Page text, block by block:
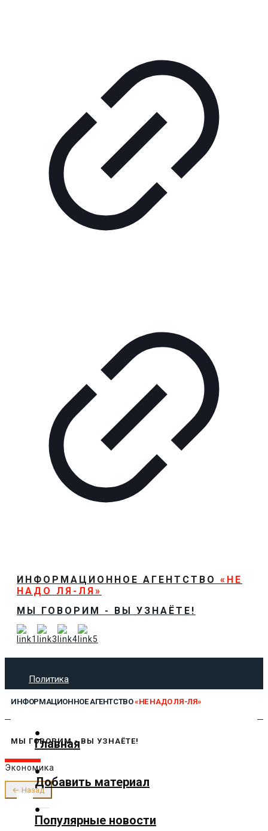
ИНФОРМАЦИОННОЕ АГЕНТСТВО «НЕ
НАДО ЛЯ-ЛЯ»
МЫ ГОВОРИМ - ВЫ УЗНАЁТЕ!
Политика
Технологии
Предложить новость
О нас
✕
ИНФОРМАЦИОННОЕ АГЕНТСТВО«НЕ НАДО ЛЯ-ЛЯ»
Главная
Добавить материал
Популярные новости
МЫ ГОВОРИМ - ВЫ УЗНАЁТЕ!
Экономика
← Назад